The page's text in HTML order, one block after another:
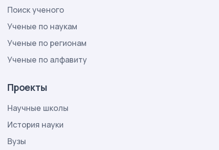
Поиск ученого
Ученые по наукам
Ученые по регионам
Ученые по алфавиту
Проекты
Научные школы
История науки
Вузы